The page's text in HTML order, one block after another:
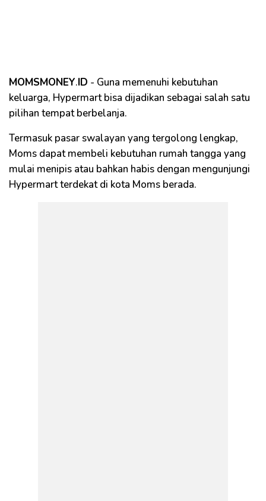
MOMSMONEY.ID - Guna memenuhi kebutuhan
keluarga, Hypermart bisa dijadikan sebagai salah satu
pilihan tempat berbelanja.
Termasuk pasar swalayan yang tergolong lengkap,
Moms dapat membeli kebutuhan rumah tangga yang
mulai menipis atau bahkan habis dengan mengunjungi
Hypermart terdekat di kota Moms berada.